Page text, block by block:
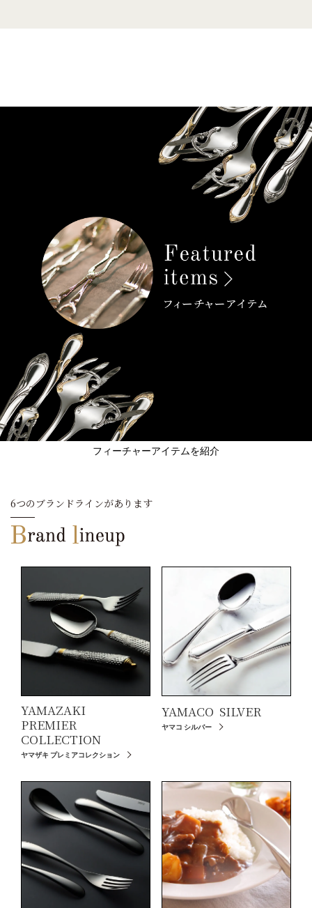
フィーチャーアイテムを紹介
6つのブランドラインがあります
YAMAZAKI
PREMIER
COLLECTION
ヤマザキ プレミアコレクション
YAMACO SILVER
ヤマコ シルバー